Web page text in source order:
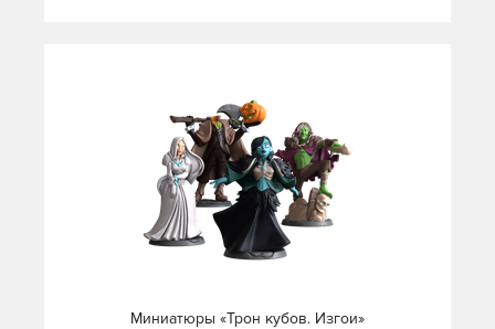
Миниатюры «Трон кубов. Изгои»